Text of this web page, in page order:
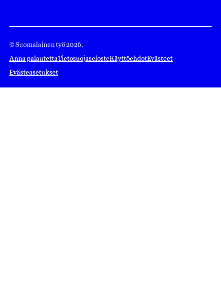
© Suomalainen työ 2026.
Anna palautettaTietosuojaselosteKäyttöehdotEvästeet
Evästeasetukset